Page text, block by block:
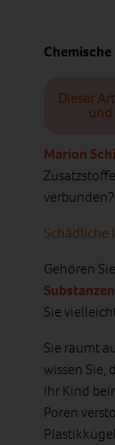
Dieser
und
Marion
Gehören
Sie
Sie räumt
wissen Sie,
Ihr Kind
Poren